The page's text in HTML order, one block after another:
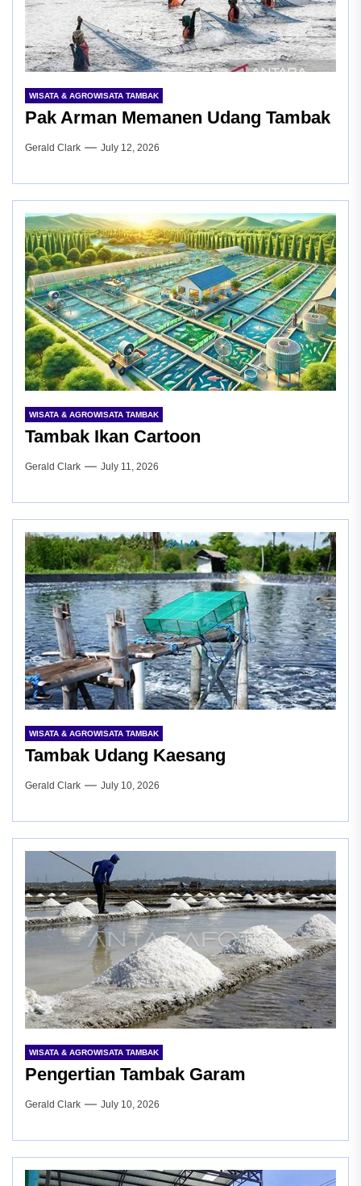
WISATA & AGROWISATA TAMBAK
Pak Arman Memanen Udang Tambak
Gerald Clark July 12, 2026
WISATA & AGROWISATA TAMBAK
Tambak Ikan Cartoon
Gerald Clark July 11, 2026
WISATA & AGROWISATA TAMBAK
Tambak Udang Kaesang
Gerald Clark July 10, 2026
WISATA & AGROWISATA TAMBAK
Pengertian Tambak Garam
Gerald Clark July 10, 2026